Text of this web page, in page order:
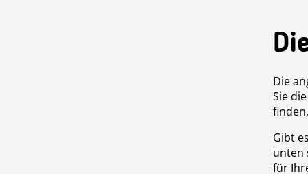
Die
Sie
Gibt
unten
für